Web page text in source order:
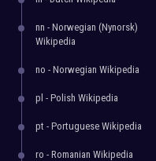
nn - Norwegian (Nynorsk)
Wikipedia
no - Norwegian Wikipedia
pl - Polish Wikipedia
pt - Portuguese Wikipedia
ro - Romanian Wikipedia